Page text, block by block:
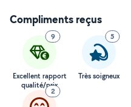
Compliments reçus
9
Excellent rapport
qualité/prix
5
Très soigneux
2